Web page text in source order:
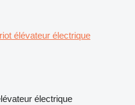
élévateur électrique
électrique